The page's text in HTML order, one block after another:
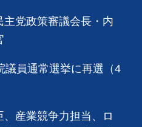
主党政策審議会長・内
議員通常選挙に再選（4
、産業競争力担当、ロ